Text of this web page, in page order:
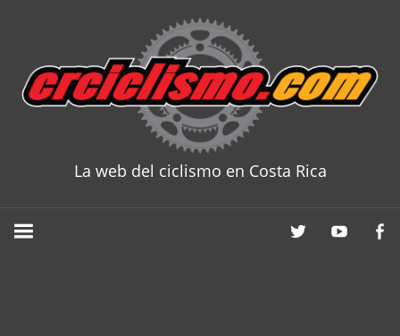
content
La web del ciclismo en Costa Rica